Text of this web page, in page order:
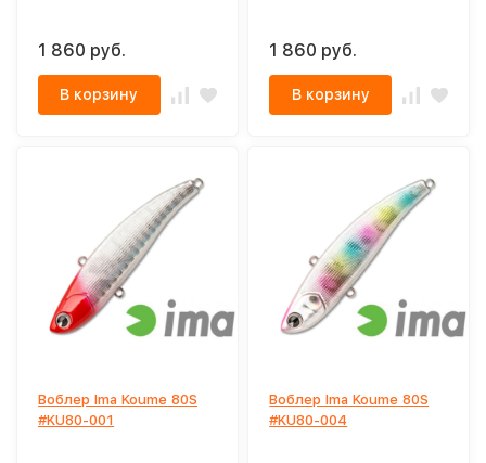
1 860 руб.
В корзину
1 860 руб.
В корзину
Воблер Ima Koume 80S
#KU80-001
Воблер Ima Koume 80S
#KU80-004